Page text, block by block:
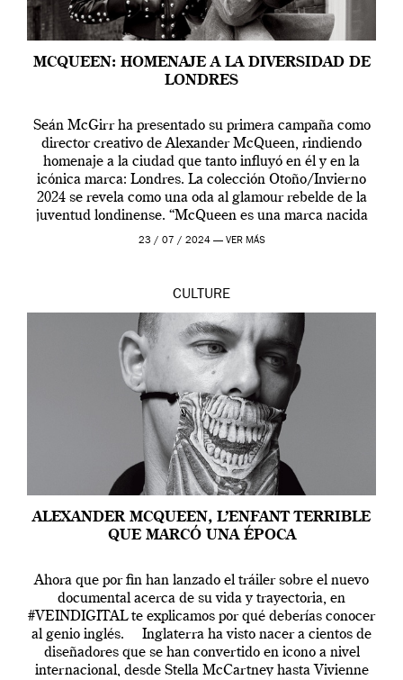
MCQUEEN: HOMENAJE A LA DIVERSIDAD DE
LONDRES
Seán McGirr ha presentado su primera campaña como
director creativo de Alexander McQueen, rindiendo
homenaje a la ciudad que tanto influyó en él y en la
icónica marca: Londres. La colección Otoño/Invierno
2024 se revela como una oda al glamour rebelde de la
juventud londinense. “McQueen es una marca nacida
en Londres y siempre ha […]
23 / 07 / 2024 — VER MÁS
CULTURE
ALEXANDER MCQUEEN, L’ENFANT TERRIBLE
QUE MARCÓ UNA ÉPOCA
Ahora que por fin han lanzado el tráiler sobre el nuevo
documental acerca de su vida y trayectoria, en
#VEINDIGITAL te explicamos por qué deberías conocer
al genio inglés. Inglaterra ha visto nacer a cientos de
diseñadores que se han convertido en icono a nivel
internacional, desde Stella McCartney hasta Vivienne